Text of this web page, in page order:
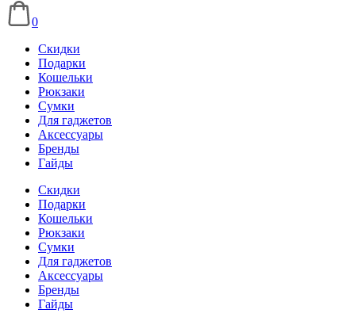
0
Скидки
Подарки
Кошельки
Рюкзаки
Сумки
Для гаджетов
Аксессуары
Бренды
Гайды
Скидки
Подарки
Кошельки
Рюкзаки
Сумки
Для гаджетов
Аксессуары
Бренды
Гайды